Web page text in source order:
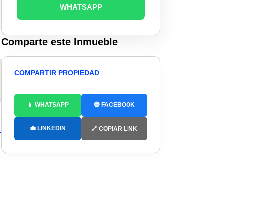
WHATSAPP
Comparte este Inmueble
COMPARTIR PROPIEDAD
📱 WHATSAPP 🔵 FACEBOOK
💼 LINKEDIN 🔗 COPIAR LINK